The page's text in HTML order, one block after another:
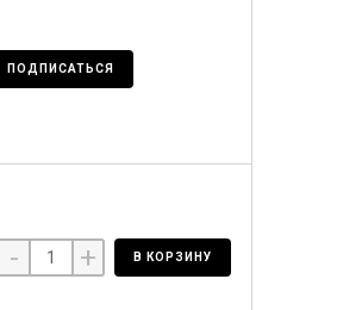
ПОДПИСАТЬСЯ
- + В КОРЗИНУ